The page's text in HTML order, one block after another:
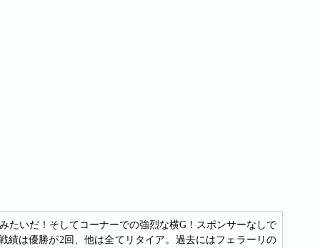
たいだ！そしてコーナーでの強烈な横G！スポンサーなしで
績は優勝が2回、他は全てリタイア。過去にはフェラーリの